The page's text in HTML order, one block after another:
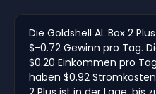
Die Goldshell AL Box 2
$-0.72 Gewinn pro Tag.
$0.20 Einkommen pro
haben $0.92